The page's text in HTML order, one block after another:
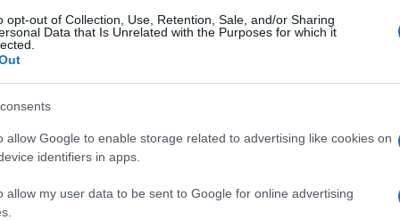
opt-out of Collection, Use, Retention, Sale, and/or Sharing
Data that Is Unrelated with the Purposes for which it
allow Google to enable storage related to advertising like cookies on
identifiers in apps.
allow my user data to be sent to Google for online advertising
δεχθεί ότι έχει «υπερβολικά φιλικές
συμβαίνει επειδή διεκδικεί τη θέση του
μάλιστα στο σημείο ορισμένοι να
της Τουρκίας», ο Αρχιεπίσκοπος
κατάσκοπος! Δεν είμαι κατάσκοπος
είμαι παιδί του Οικουμενικού
θρέμμα της Κωνσταντινουπόλεως και
νοοτροπίας η οποία βλέπει με καχυποψία
και δεν ζει στην Ελλάδα.